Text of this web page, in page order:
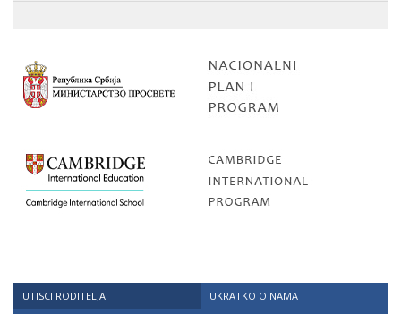
UTISCI RODITELJA
UKRATKO O NAMA